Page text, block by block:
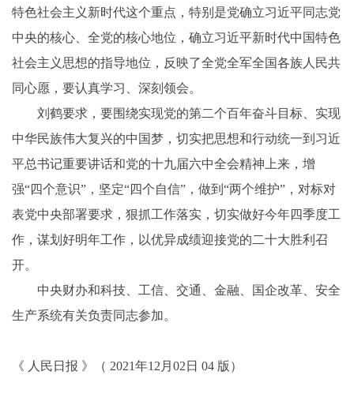
特色社会主义新时代这个重点，特别是党确立习近平同志党
中央的核心、全党的核心地位，确立习近平新时代中国特色
社会主义思想的指导地位，反映了全党全军全国各族人民共
同心愿，要认真学习、深刻领会。
刘鹤要求，要围绕实现党的第二个百年奋斗目标、实现
中华民族伟大复兴的中国梦，切实把思想和行动统一到习近
平总书记重要讲话和党的十九届六中全会精神上来，增
强“四个意识”，坚定“四个自信”，做到“两个维护”，对标对
表党中央部署要求，狠抓工作落实，切实做好今年四季度工
作，谋划好明年工作，以优异成绩迎接党的二十大胜利召
开。
中央财办和科技、工信、交通、金融、国企改革、安全
生产系统有关负责同志参加。
《 人民日报 》（ 2021年12月02日 04 版）